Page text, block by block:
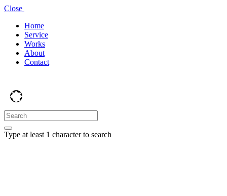
Close
Home
Service
Works
About
Contact
Type at least 1 character to search